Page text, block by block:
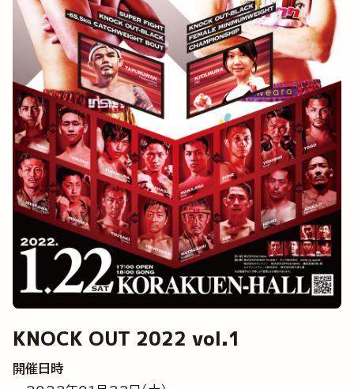
KNOCK OUT 2022 vol.1
開催日時